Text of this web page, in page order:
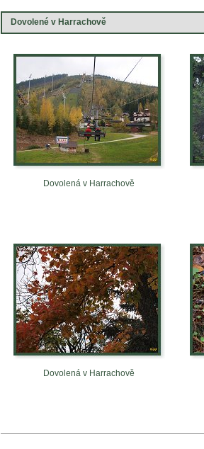
Dovolené v Harrachově
Dovolená v Harrachově
Dovolená v Harrachově